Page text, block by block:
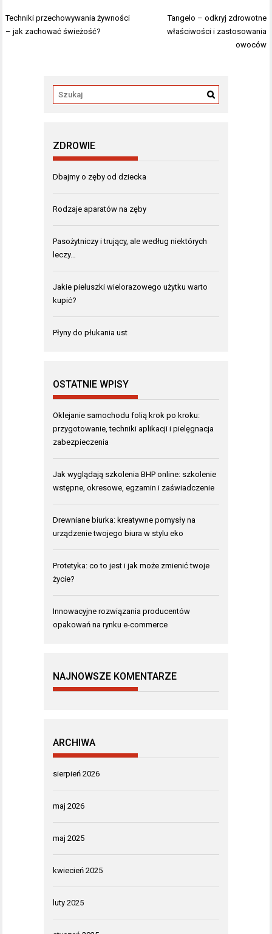
Nawigacja
wpisu
Techniki przechowywania żywności
– jak zachować świeżość?
Tangelo – odkryj zdrowotne
właściwości i zastosowania
owoców
ZDROWIE
Dbajmy o zęby od dziecka
Rodzaje aparatów na zęby
Pasożytniczy i trujący, ale według niektórych
leczy…
Jakie pieluszki wielorazowego użytku warto
kupić?
Płyny do płukania ust
OSTATNIE WPISY
Oklejanie samochodu folią krok po kroku:
przygotowanie, techniki aplikacji i pielęgnacja
zabezpieczenia
Jak wyglądają szkolenia BHP online: szkolenie
wstępne, okresowe, egzamin i zaświadczenie
Drewniane biurka: kreatywne pomysły na
urządzenie twojego biura w stylu eko
Protetyka: co to jest i jak może zmienić twoje
życie?
Innowacyjne rozwiązania producentów
opakowań na rynku e-commerce
NAJNOWSZE KOMENTARZE
ARCHIWA
sierpień 2026
maj 2026
maj 2025
kwiecień 2025
luty 2025